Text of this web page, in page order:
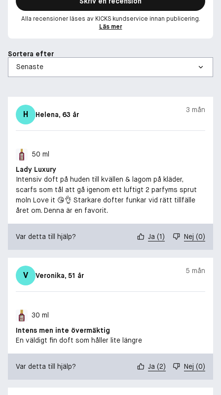
Alla recensioner läses av KICKS kundservice innan publicering.
Läs mer
Sortera efter
H Helena, 63 år
3 mån
50 ml
Lady Luxury
Intensiv doft på huden till kvällen & lagom på kläder,
scarfs som tål att gå igenom ett luftigt 2 parfyms sprut
moln Love it 😘👌 Starkare dofter funkar vid rätt tillfälle
året om. Denna är en favorit.
Var detta till hjälp? Ja (1) Nej (0)
V Veronika, 51 år
5 mån
30 ml
Intens men inte övermäktig
En väldigt fin doft som håller lite längre
Var detta till hjälp? Ja (2) Nej (0)